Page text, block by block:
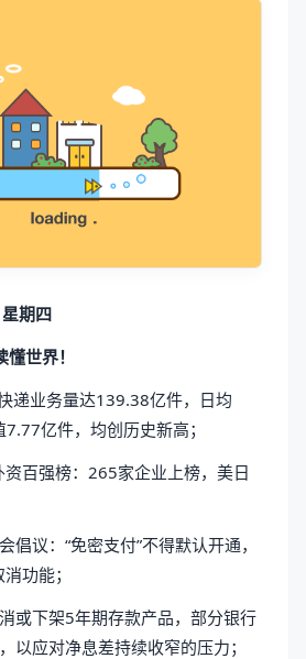
期四
世界！
递业务量达139.38亿件，日均
亿件，均创历史新高；
百强榜：265家企业上榜，美日
倡议：“免密支付”不得默认开通，
功能；
或下架5年期存款产品，部分银行
以应对净息差持续收窄的压力；